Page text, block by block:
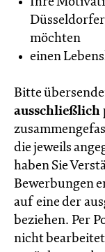
möchten
einen
Bitte
ausschließlich
die jeweils
haben Sie
Bewerbungen
auf eine der
beziehen. Per
nicht